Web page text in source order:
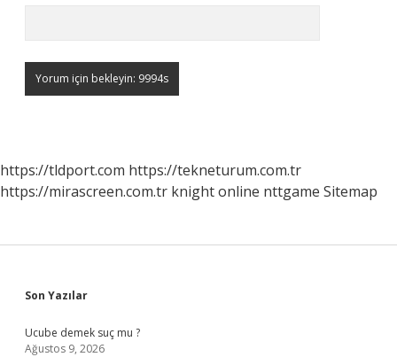
https://tldport.com https://tekneturum.com.tr
https://mirascreen.com.tr knight online nttgame Sitemap
Sidebar
Son Yazılar
Ucube demek suç mu ?
Ağustos 9, 2026